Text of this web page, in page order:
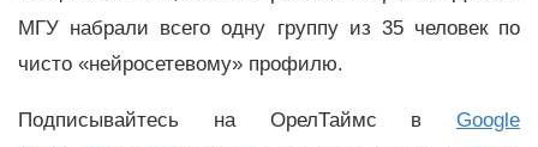
МГУ набрали всего одну группу из 35 человек по
чисто «нейросетевому» профилю.
Подписывайтесь на ОрелТаймс в Google